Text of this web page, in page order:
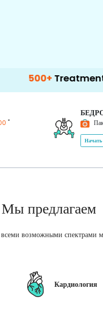
Treatment Options
*
Начать
Мы предлагаем
возможными спектрами
Кардиология